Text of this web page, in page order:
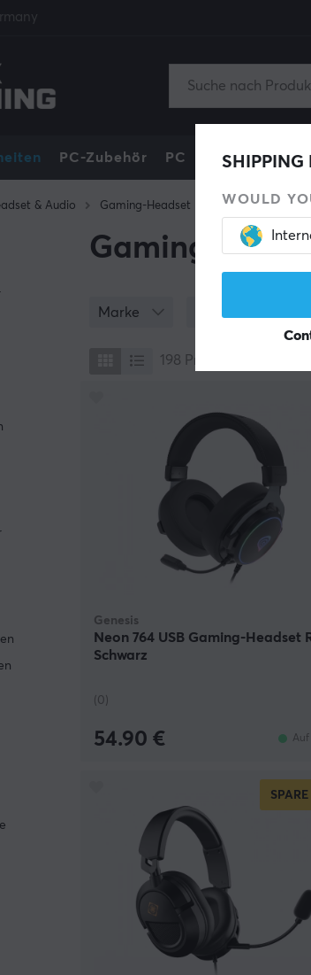
PC-Zubehör PC Konsole
SHIPPING
WOULD
& Audio Gaming-Headset
Gaming
Marke
198 Produkte
Genesis
Neon 764 USB Gaming-Headset
Schwarz
(0)
54.90 €
SPARE